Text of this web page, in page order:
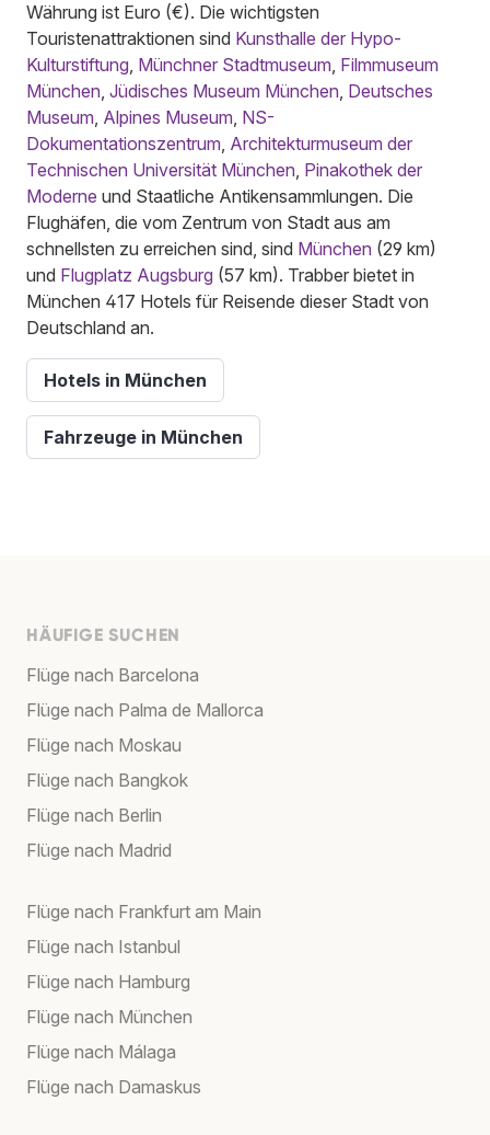
Währung ist Euro (€). Die wichtigsten
Touristenattraktionen sind Kunsthalle der Hypo-
Kulturstiftung, Münchner Stadtmuseum, Filmmuseum
München, Jüdisches Museum München, Deutsches
Museum, Alpines Museum, NS-
Dokumentationszentrum, Architekturmuseum der
Technischen Universität München, Pinakothek der
Moderne und Staatliche Antikensammlungen. Die
Flughäfen, die vom Zentrum von Stadt aus am
schnellsten zu erreichen sind, sind München (29 km)
und Flugplatz Augsburg (57 km). Trabber bietet in
München 417 Hotels für Reisende dieser Stadt von
Deutschland an.
Hotels in München
Fahrzeuge in München
HÄUFIGE SUCHEN
Flüge nach Barcelona
Flüge nach Palma de Mallorca
Flüge nach Moskau
Flüge nach Bangkok
Flüge nach Berlin
Flüge nach Madrid
Flüge nach Frankfurt am Main
Flüge nach Istanbul
Flüge nach Hamburg
Flüge nach München
Flüge nach Málaga
Flüge nach Damaskus